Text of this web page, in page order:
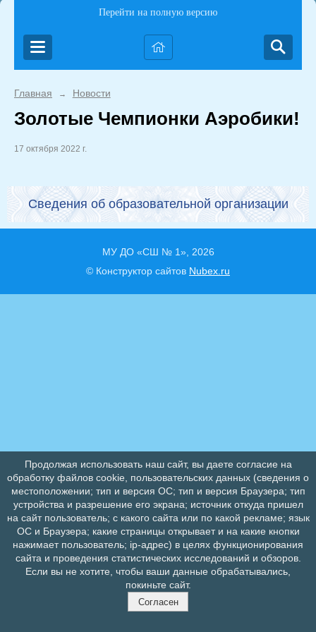
Перейти на полную версию
Главная → Новости
Золотые Чемпионки Аэробики!
17 октября 2022 г.
Сведения об образовательной организации
МУ ДО «СШ № 1», 2026
© Конструктор сайтов Nubex.ru
Продолжая использовать наш сайт, вы даете согласие на
обработку файлов cookie, пользовательских данных (сведения о
местоположении; тип и версия ОС; тип и версия Браузера; тип
устройства и разрешение его экрана; источник откуда пришел
на сайт пользователь; с какого сайта или по какой рекламе; язык
ОС и Браузера; какие страницы открывает и на какие кнопки
нажимает пользователь; ip-адрес) в целях функционирования
сайта и проведения статистических исследований и обзоров.
Если вы не хотите, чтобы ваши данные обрабатывались,
покиньте сайт.
Согласен